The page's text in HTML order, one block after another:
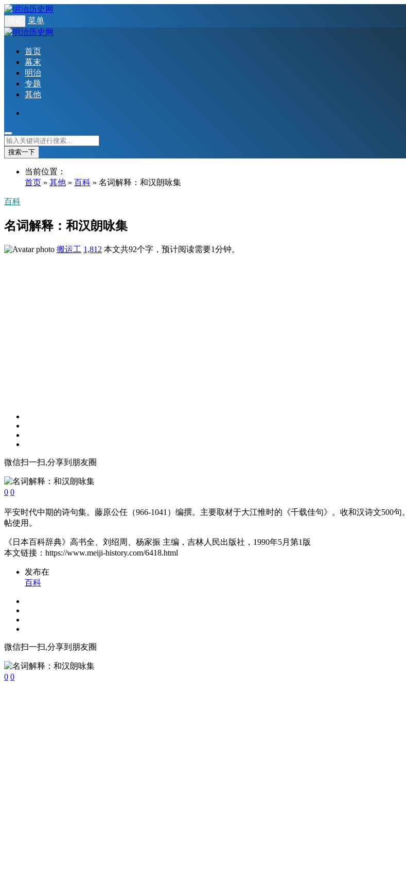
菜单
首页
幕末
明治
专题
其他
搜索一下
当前位置：
首页 » 其他 » 百科 » 名词解释：和汉朗咏集
百科
名词解释：和汉朗咏集
搬运工 1,812 本文共92个字，预计阅读需要1分钟。
微信扫一扫,分享到朋友圈
0 0
平安时代中期的诗句集。藤原公任（966-1041）编撰。主要取材于大江惟时的《千载佳句》。收和汉诗文500
帖使用。
《日本百科辞典》高书全、刘绍周、杨家振 主编，吉林人民出版社，1990年5月第1版
本文链接：https://www.meiji-history.com/6418.html
发布在
百科
微信扫一扫,分享到朋友圈
0 0